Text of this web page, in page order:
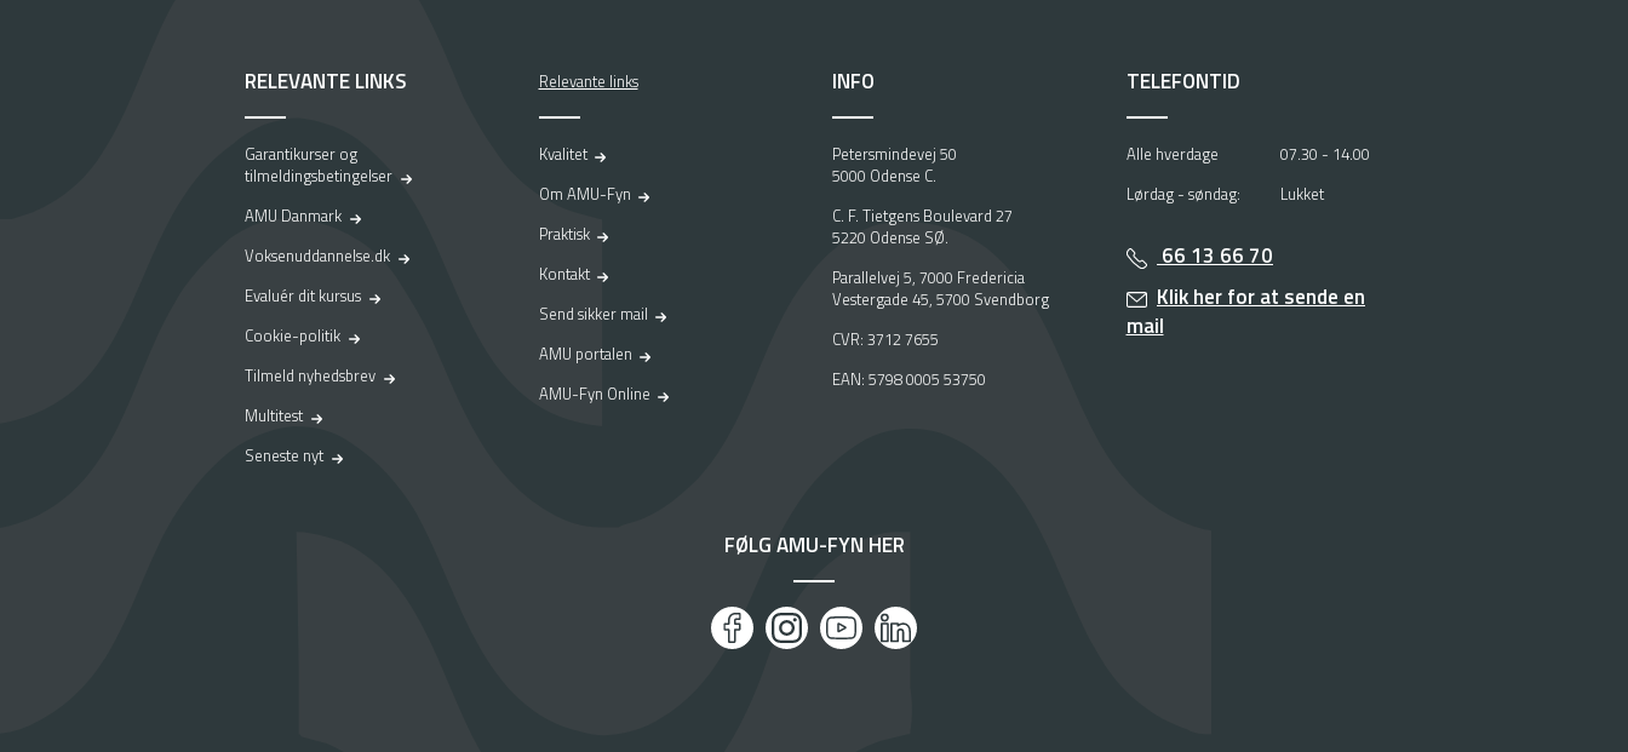
RELEVANTE LINKS
Garantikurser og
tilmeldingsbetingelser
AMU Danmark
Voksenuddannelse.dk
Evaluér dit kursus
Cookie-politik
Tilmeld nyhedsbrev
Multitest
Seneste nyt
Relevante links
Kvalitet
Om AMU-Fyn
Praktisk
Kontakt
Send sikker mail
AMU portalen
AMU-Fyn Online
INFO
Petersmindevej 50
5000 Odense C.
C. F. Tietgens Boulevard 27
5220 Odense SØ.
Parallelvej 5, 7000 Fredericia
Vestergade 45, 5700 Svendborg
CVR: 3712 7655
EAN: 5798 0005 53750
TELEFONTID
Alle hverdage
07.30 - 14.00
Lørdag - søndag:
Lukket
66 13 66 70
Klik her for at sende en
mail
FØLG AMU-FYN HER